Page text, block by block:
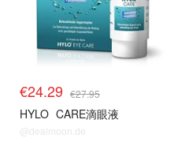
€24.29 €27.95
HYLO CARE滴眼液
@dealmoon.de